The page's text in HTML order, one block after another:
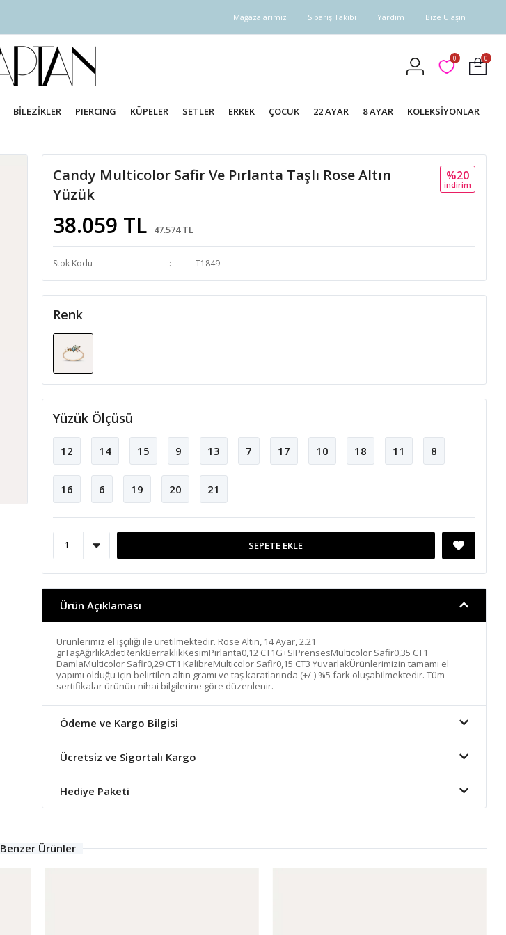
Mağazalarımız Sipariş Takibi Yardım Bize Ulaşın
0 0
BİLEZİKLER PIERCING KÜPELER SETLER ERKEK ÇOCUK 22 AYAR 8 AYAR KOLEKSİYONLAR
Candy Multicolor Safir Ve Pırlanta Taşlı Rose Altın
Yüzük
38.059 TL 47.574 TL
%20
i̇ndi̇ri̇m
Stok Kodu T1849
Renk
Yüzük Ölçüsü
12 14 15 9 13 7 17 10 18 11 8
16 6 19 20 21
SEPETE EKLE
Ürün Açıklaması
Ürünlerimiz el işçiliği ile üretilmektedir. Rose Altın, 14 Ayar, 2.21
grTaşAğırlıkAdetRenkBerraklıkKesimPırlanta0,12 CT1G+SIPrensesMulticolor Safir0,35 CT1
DamlaMulticolor Safir0,29 CT1 KalibreMulticolor Safir0,15 CT3 YuvarlakÜrünlerimizin tamamı el
yapımı olduğu için belirtilen altın gramı ve taş karatlarında (+/-) %5 fark oluşabilmektedir. Tüm
sertifikalar ürünün nihai bilgilerine göre düzenlenir.
Ödeme ve Kargo Bilgisi
Ücretsiz ve Sigortalı Kargo
Hediye Paketi
Benzer Ürünler